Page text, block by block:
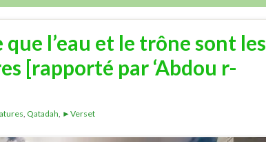
l’eau et le trône sont les
[rapporté par ‘Abdou r-
, Qatadah, ►Verset